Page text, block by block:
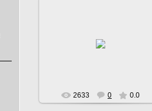
50 центов.2011год. Медно-
2633 0 0.0